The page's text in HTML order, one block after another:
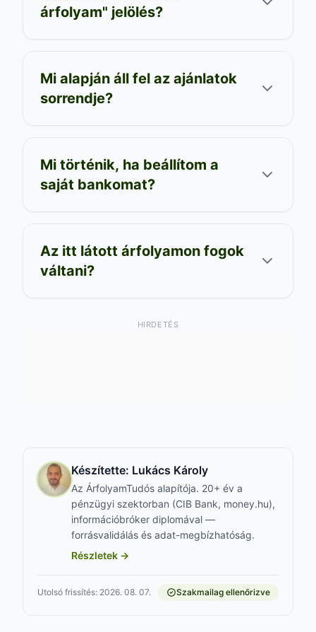
árfolyam" jelölés?
Mi alapján áll fel az ajánlatok
sorrendje?
Mi történik, ha beállítom a
saját bankomat?
Az itt látott árfolyamon fogok
váltani?
HIRDETÉS
Készítette: Lukács Károly
Az ÁrfolyamTudós alapítója. 20+ év a
pénzügyi szektorban (CIB Bank, money.hu),
információbróker diplomával —
forrásvalidálás és adat-megbízhatóság.
Részletek →
Utolsó frissítés: 2026. 08. 07. Szakmailag ellenőrizve